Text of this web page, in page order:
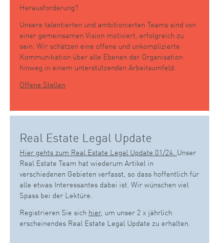
Herausforderung?
Unsere talentierten und ambitionierten Teams sind von
einer gemeinsamen Vision motiviert, erfolgreich zu
sein. Wir schätzen eine offene und unkomplizierte
Kommunikation über alle Ebenen der Organisation
hinweg in einem unterstützenden Arbeitsumfeld.
Offene Stellen
Real Estate Legal Update
Hier gehts zum Real Estate Legal Update 01/24. Unser
Real Estate Team hat wiederum Artikel in
verschiedenen Gebieten verfasst, so dass hoffentlich für
alle etwas Interessantes dabei ist. Wir wünschen viel
Spass bei der Lektüre.
Registrieren Sie sich hier, um unser 2 x jährlich
erscheinendes Real Estate Legal Update zu erhalten.